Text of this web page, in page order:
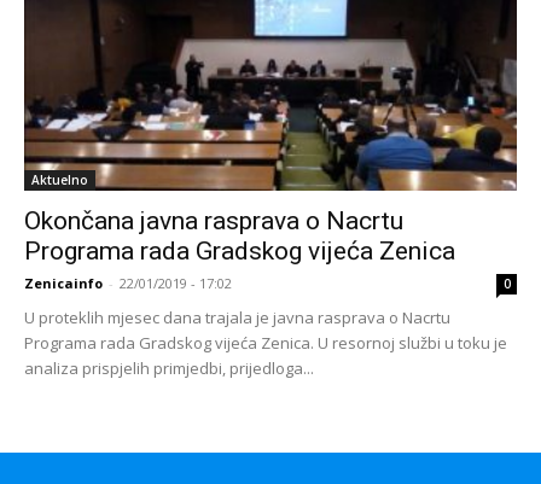
Aktuelno
Okončana javna rasprava o Nacrtu
Programa rada Gradskog vijeća Zenica
Zenicainfo - 22/01/2019 - 17:02 0
U proteklih mjesec dana trajala je javna rasprava o Nacrtu
Programa rada Gradskog vijeća Zenica. U resornoj službi u toku je
analiza prispjelih primjedbi, prijedloga...